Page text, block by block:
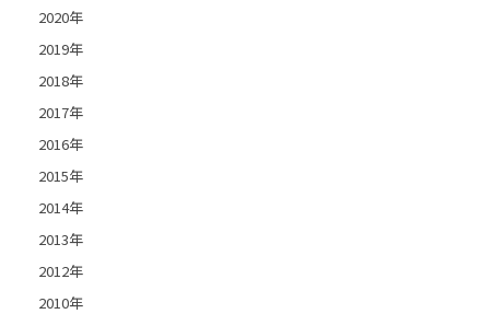
2020年
2019年
2018年
2017年
2016年
2015年
2014年
2013年
2012年
2010年